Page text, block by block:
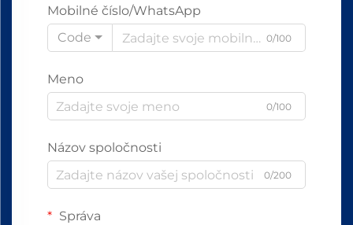
Mobilné číslo/WhatsApp
Code
0/100
Meno
0/100
Názov spoločnosti
0/200
Správa